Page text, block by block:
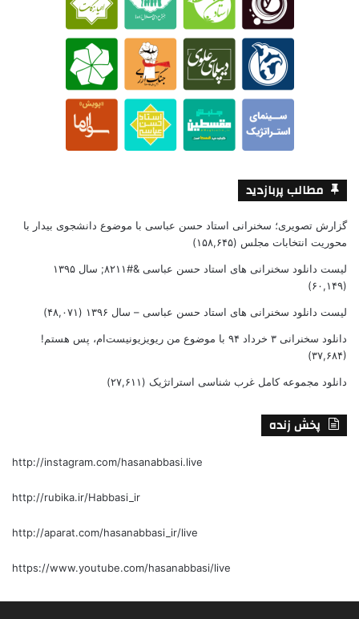
مطالب پربازدید
گزارش تصویری؛ سخنرانی استاد حسن عباسی با موضوع دانشجوی بیدار با
محوریت انتخابات مجلس (۱۵۸,۶۴۵)
لیست دانلود سخنرانی های استاد حسن عباسی &#۸۲۱۱; سال ۱۳۹۵
(۶۰,۱۴۹)
لیست دانلود سخنرانی های استاد حسن عباسی – سال ۱۳۹۶ (۴۸,۰۷۱)
دانلود سخنرانی ۳ خرداد ۹۴ با موضوع من ریویزیونیست‌ام، پس هستم!
(۳۷,۶۸۴)
دانلود مجموعه کامل غرب شناسی استراتژیک (۲۷,۶۱۱)
پخش زنده
http://instagram.com/hasanabbasi.live
http://rubika.ir/Habbasi_ir
http://aparat.com/hasanabbasi_ir/live
https://www.youtube.com/hasanabbasi/live